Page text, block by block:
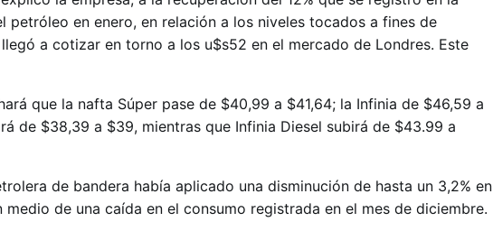
petróleo en enero, en relación a los niveles tocados a fines de
a cotizar en torno a los u$s52 en el mercado de Londres. Este
que la nafta Súper pase de $40,99 a $41,64; la Infinia de $46,59 a
de $38,39 a $39, mientras que Infinia Diesel subirá de $43.99 a
de bandera había aplicado una disminución de hasta un 3,2% en
de una caída en el consumo registrada en el mes de diciembre.